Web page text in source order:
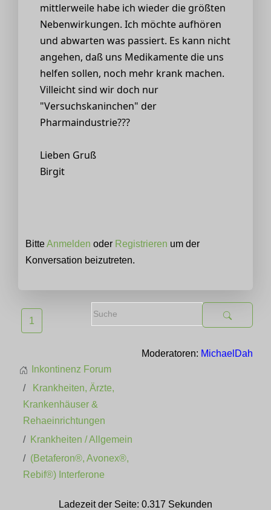
mittlerweile habe ich wieder die größten
Nebenwirkungen. Ich möchte aufhören
und abwarten was passiert. Es kann nicht
angehen, daß uns Medikamente die uns
helfen sollen, noch mehr krank machen.
Villeicht sind wir doch nur
"Versuchskaninchen" der
Pharmaindustrie???
Lieben Gruß
Birgit
BitteAnmelden oder Registrieren um der
Konversation beizutreten.
1
Moderatoren: MichaelDah
Inkontinenz Forum
Krankheiten, Ärzte,
Krankenhäuser &
Rehaeinrichtungen
Krankheiten / Allgemein
(Betaferon®, Avonex®,
Rebif®) Interferone
Ladezeit der Seite: 0.317 Sekunden